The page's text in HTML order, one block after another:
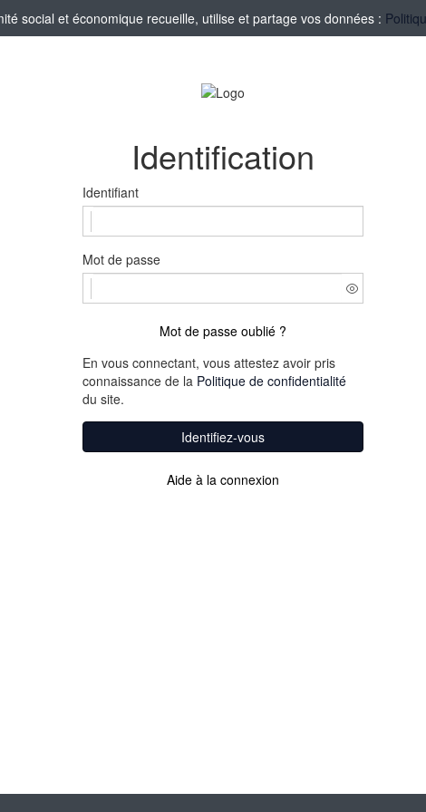
social et économique recueille, utilise et partage vos données :
Identification
Identifiant
Mot de passe
Mot de passe oublié ?
En vous connectant, vous attestez avoir pris
connaissance de la Politique de confidentialité
du site.
Identifiez-vous
Aide à la connexion